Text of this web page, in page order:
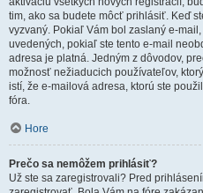
tim, ako sa budete môcť prihlásiť. Keď
vyzvaný. Pokiaľ Vám bol zaslaný e-
uvedených, pokiaľ ste tento e-mail
adresa je platná. Jedným z dôvodov,
možnosť nežiaducich používateľov,
istí, že e-mailová adresa, ktorú ste
fóra.
Hore
Prečo sa nemôžem prihlásiť?
Už ste sa zaregistrovali? Pred